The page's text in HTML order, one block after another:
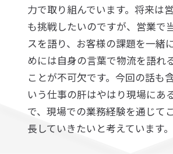
力で取り組んでいます。将来は
も挑戦したいのですが、営業で
スを語り、お客様の課題を一緒
めには自身の言葉で物流を語れ
ことが不可欠です。今回の話も
いう仕事の肝はやはり現場にあ
で、現場での業務経験を通じて
長していきたいと考えています。